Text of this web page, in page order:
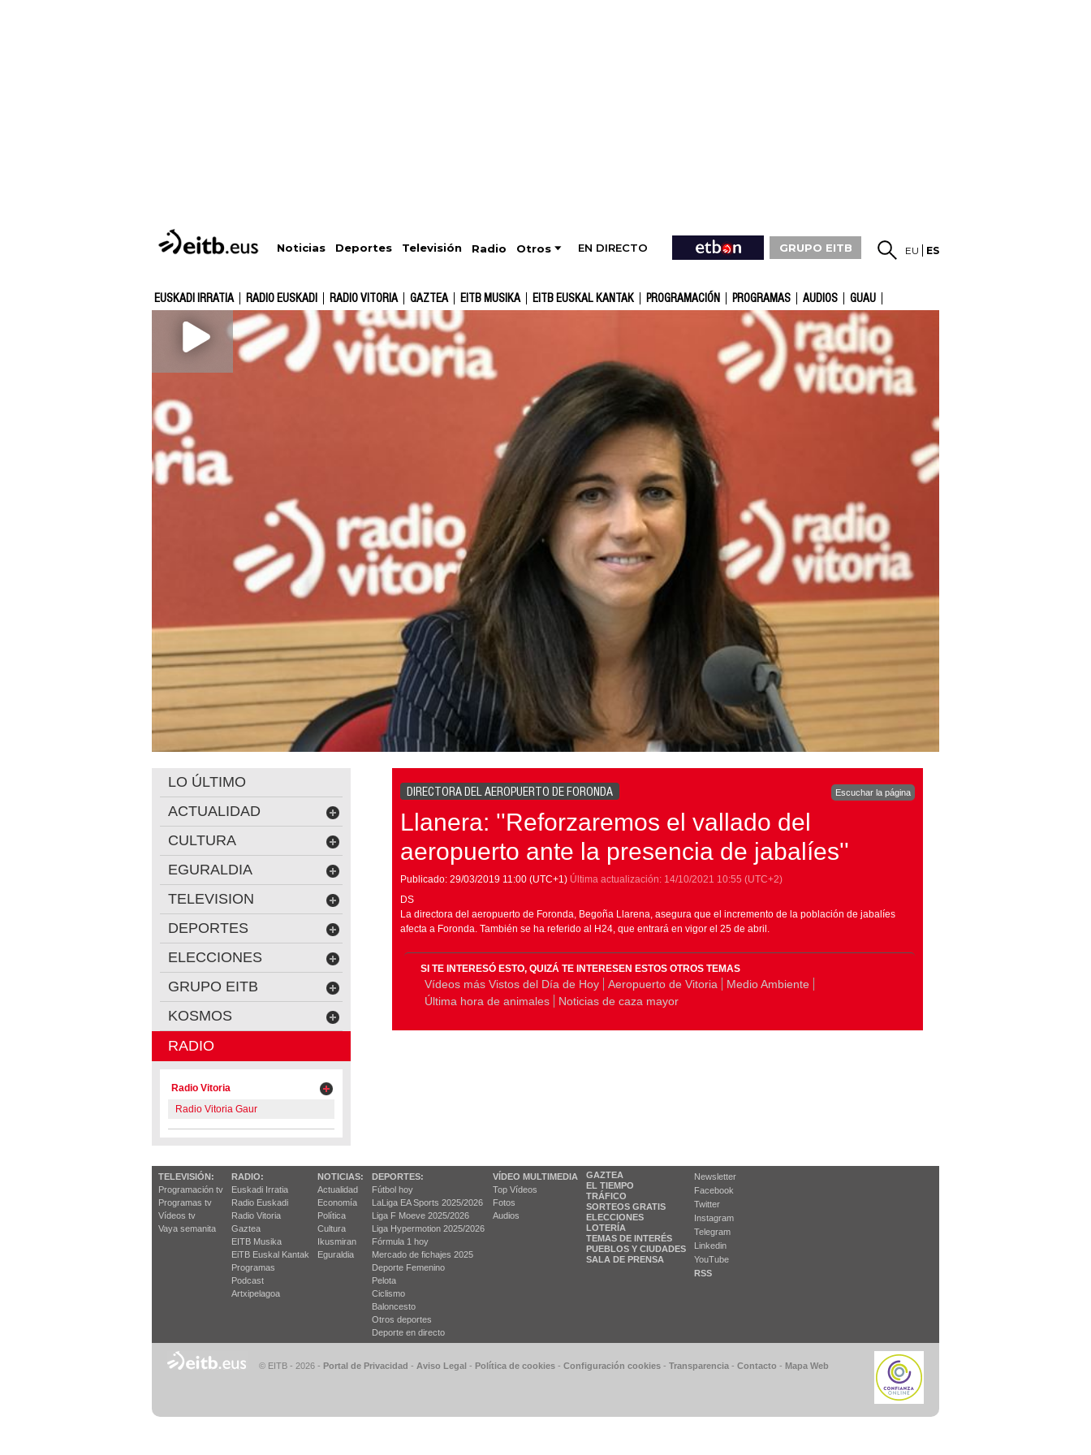
Noticias Deportes Televisión Radio Otros EN DIRECTO GRUPO EITB EU ES
EUSKADI IRRATIA RADIO EUSKADI RADIO VITORIA GAZTEA EITB MUSIKA EITB EUSKAL KANTAK PROGRAMACIÓN PROGRAMAS AUDIOS GUAU
DIRECTORA DEL AEROPUERTO DE FORONDA Escuchar la página
Llanera: ''Reforzaremos el vallado del
aeropuerto ante la presencia de jabalíes''
Publicado: 29/03/2019 11:00 (UTC+1) Última actualización: 14/10/2021 10:55 (UTC+2)
DS
La directora del aeropuerto de Foronda, Begoña Llarena, asegura que el incremento de la población de jabalíes
afecta a Foronda. También se ha referido al H24, que entrará en vigor el 25 de abril.
SI TE INTERESÓ ESTO, QUIZÁ TE INTERESEN ESTOS OTROS TEMAS
Vídeos más Vistos del Día de Hoy Aeropuerto de Vitoria
Medio Ambiente
Última hora de animales
Noticias de caza mayor
LO ÚLTIMO
ACTUALIDAD
CULTURA
EGURALDIA
TELEVISION
DEPORTES
ELECCIONES
GRUPO EITB
KOSMOS
RADIO
Radio Vitoria
Radio Vitoria Gaur
TELEVISIÓN:
Programación tv
Programas tv
Vídeos tv
Vaya semanita
RADIO:
Euskadi Irratia
Radio Euskadi
Radio Vitoria
Gaztea
EITB Musika
EiTB Euskal Kantak
Programas
Podcast
Artxipelagoa
NOTICIAS:
Actualidad
Economía
Política
Cultura
Ikusmiran
Eguraldia
DEPORTES:
Fútbol hoy
LaLiga EA Sports 2025/2026
Liga F Moeve 2025/2026
Liga Hypermotion 2025/2026
Fórmula 1 hoy
Mercado de fichajes 2025
Deporte Femenino
Pelota
Ciclismo
Baloncesto
Otros deportes
Deporte en directo
VÍDEO MULTIMEDIA
Top Vídeos
Fotos
Audios
GAZTEA
EL TIEMPO
TRÁFICO
SORTEOS GRATIS
ELECCIONES
LOTERÍA
TEMAS DE INTERÉS
PUEBLOS Y CIUDADES
SALA DE PRENSA
Newsletter
Facebook
Twitter
Instagram
Telegram
Linkedin
YouTube
RSS
© EITB - 2026 - Portal de Privacidad - Aviso Legal - Política de cookies - Configuración cookies - Transparencia - Contacto - Mapa Web